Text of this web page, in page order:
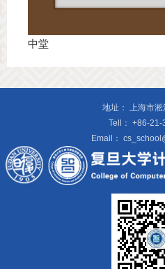
中堂
地址： 上海市
Tell： +86-21-
Email：